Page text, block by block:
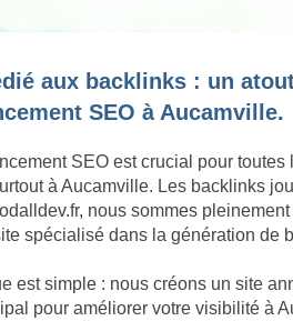
aux backlinks : un
SEO à Aucamville.
SEO est crucial pour
à Aucamville. Les backlinks
nous sommes
spécialisé dans la génération de
est simple : nous créons un site
pour améliorer votre visibilité à